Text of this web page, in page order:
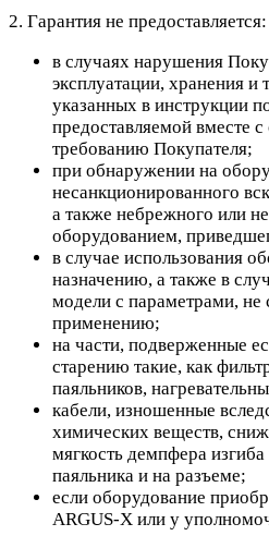
2. Гарантия не предоставляется:
в случаях нарушения
эксплуатации, хранения и
указанных в инструкции
предоставляемой вместе
требованию Покупателя;
при обнаружении на
несанкционированного
а также небрежного или
оборудованием,
в случае использования
назначению, а также в
модели с параметрами,
применению;
на части, подверженные
старению такие, как
паяльников,
кабели, изношенные
химических веществ,
мягкость демпфера изгиба
паяльника и на разъеме;
если оборудование
ARGUS-X или у